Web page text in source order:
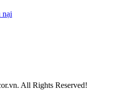
nại
All Rights Reserved!